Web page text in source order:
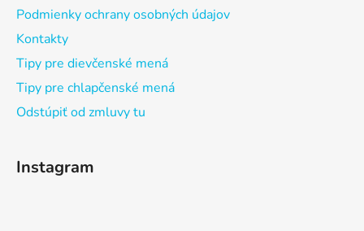
Podmienky ochrany osobných údajov
Kontakty
Tipy pre dievčenské mená
Tipy pre chlapčenské mená
Odstúpiť od zmluvy tu
Instagram